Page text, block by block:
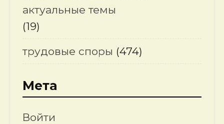
актуальные темы
(19)
трудовые споры (474)
Мета
Войти